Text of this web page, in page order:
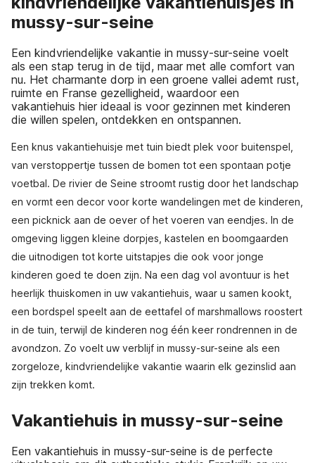
mussy-sur-seine
Een kindvriendelijke vakantie in mussy-sur-seine voelt
als een stap terug in de tijd, maar met alle comfort van
nu. Het charmante dorp in een groene vallei ademt rust,
ruimte en Franse gezelligheid, waardoor een
vakantiehuis hier ideaal is voor gezinnen met kinderen
die willen spelen, ontdekken en ontspannen.
Een knus vakantiehuisje met tuin biedt plek voor buitenspel,
van verstoppertje tussen de bomen tot een spontaan potje
voetbal. De rivier de Seine stroomt rustig door het landschap
en vormt een decor voor korte wandelingen met de kinderen,
een picknick aan de oever of het voeren van eendjes. In de
omgeving liggen kleine dorpjes, kastelen en boomgaarden
die uitnodigen tot korte uitstapjes die ook voor jonge
kinderen goed te doen zijn. Na een dag vol avontuur is het
heerlijk thuiskomen in uw vakantiehuis, waar u samen kookt,
een bordspel speelt aan de eettafel of marshmallows roostert
in de tuin, terwijl de kinderen nog één keer rondrennen in de
avondzon. Zo voelt uw verblijf in mussy-sur-seine als een
zorgeloze, kindvriendelijke vakantie waarin elk gezinslid aan
zijn trekken komt.
Vakantiehuis in mussy-sur-seine
Een vakantiehuis in mussy-sur-seine is de perfecte